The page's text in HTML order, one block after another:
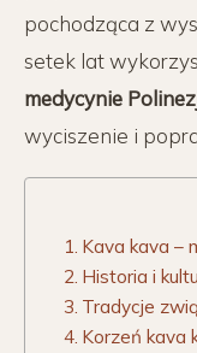
pochodząca z
setek lat
medycynie
wyciszenie i
Kava kava –
Historia i
Tradycje
Korzeń kava